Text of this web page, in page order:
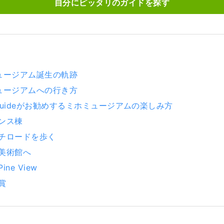
自分にピッタリのガイドを探す
ージアム誕生の軌跡
ージアムへの行き方
がお勧めするミホミュージアムの楽しみ方
ス棟
ードを歩く
術館へ
View